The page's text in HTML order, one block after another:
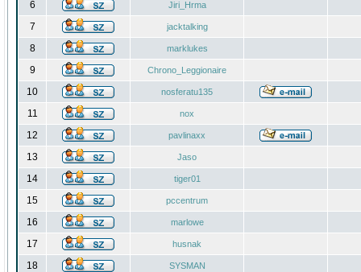
6
Jiri_Hrma
7 jacktalking
8 marklukes
9 Chrono_Leggionaire
10 nosferatu135
11 nox
12 pavlinaxx
13 Jaso
14 tiger01
15 pccentrum
16 marlowe
17 husnak
18 SYSMAN